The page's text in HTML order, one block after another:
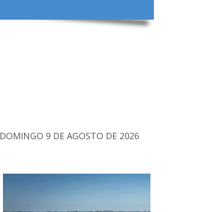
DOMINGO 9 DE AGOSTO DE 2026